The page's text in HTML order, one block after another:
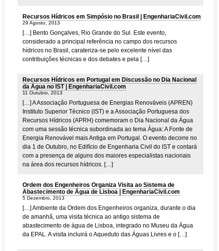
Recursos Hídricos em Simpósio no Brasil | EngenhariaCivil.com
29 Agosto, 2013
[…] Bento Gonçalves, Rio Grande do Sul. Este evento,
considerado a principal referência no campo dos recursos
hídricos no Brasil, carateriza-se pelo excelente nível das
contribuições técnicas e dos debates e pela […]
Recursos Hídricos em Portugal em Discussão no Dia Nacional
da Água no IST | EngenhariaCivil.com
11 Outubro, 2013
[…] A Associação Portuguesa de Energias Renováveis (APREN)
Instituto Superior Técnico (IST) e a Associação Portuguesa dos
Recursos Hídricos (APRH) comemoram o Dia Nacional da Água
com uma sessão técnica subordinada ao tema Água: A Fonte de
Energia Renovável mais Antiga em Portugal. O evento decorre no
dia 1 de Outubro, no Edifício de Engenharia Civil do IST e contará
com a presença de alguns dos maiores especialistas nacionais
na área dos recursos hídricos. […]
Ordem dos Engenheiros Organiza Visita ao Sistema de
Abastecimento de Água de Lisboa | EngenhariaCivil.com
5 Dezembro, 2013
[…] Ambiente da Ordem dos Engenheiros organiza, durante o dia
de amanhã, uma visita técnica ao antigo sistema de
abastecimento de água de Lisboa, integrado no Museu da Água
da EPAL. A visita incluirá o Aqueduto das Águas Livres e o […]